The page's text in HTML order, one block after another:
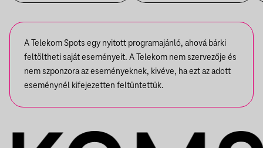
A Telekom Spots egy nyitott programajánló, ahová bárki
feltöltheti saját eseményeit. A Telekom nem szervezője és
nem szponzora az eseményeknek, kivéve, ha ezt az adott
eseménynél kifejezetten feltüntettük.